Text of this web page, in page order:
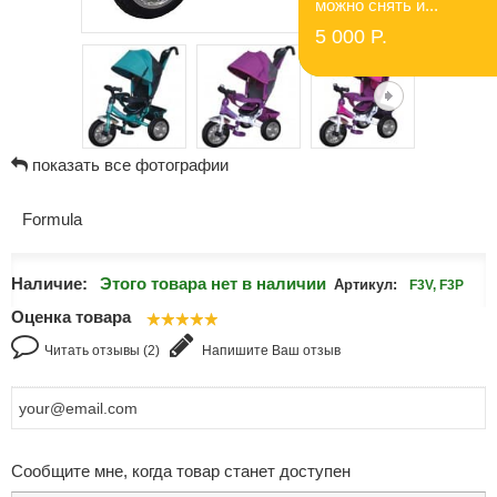
показать все фотографии
Formula
Наличие: Этого товара нет в наличии Артикул: F3V, F3P
Оценка товара
Читать отзывы (2) Напишите Ваш отзыв
Сообщите мне, когда товар станет доступен
можно снять и...
5 000 P.